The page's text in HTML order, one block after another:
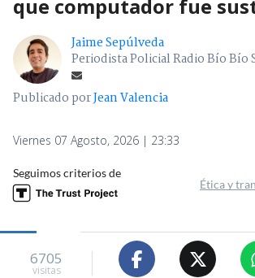
que computador fue
Jaime Sepúlveda
Periodista Policial Radio Bío Bío
Publicado porJean Valencia
Viernes 07 Agosto, 2026 | 23:33
Seguimos criterios de
Ética y
6705
visitas